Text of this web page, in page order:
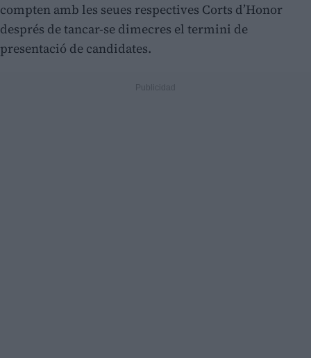
compten amb les seues respectives Corts d’Honor
després de tancar-se dimecres el termini de
presentació de candidates.